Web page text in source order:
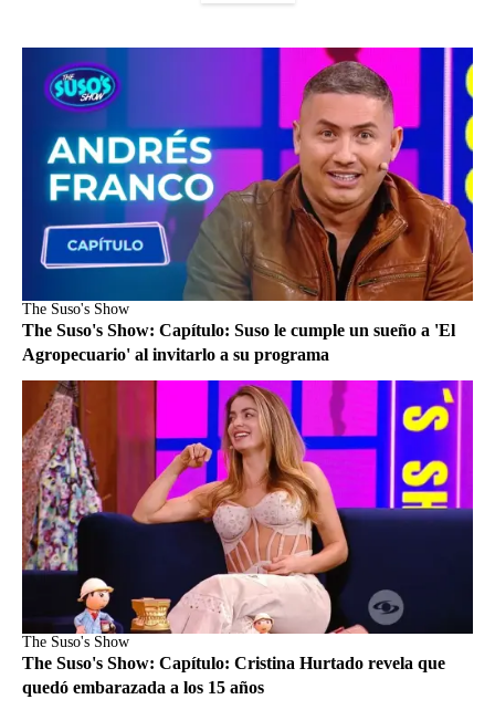
The Suso's Show
The Suso's Show: Capítulo: Suso le cumple un sueño a 'El
Agropecuario' al invitarlo a su programa
The Suso's Show
The Suso's Show: Capítulo: Cristina Hurtado revela que
quedó embarazada a los 15 años